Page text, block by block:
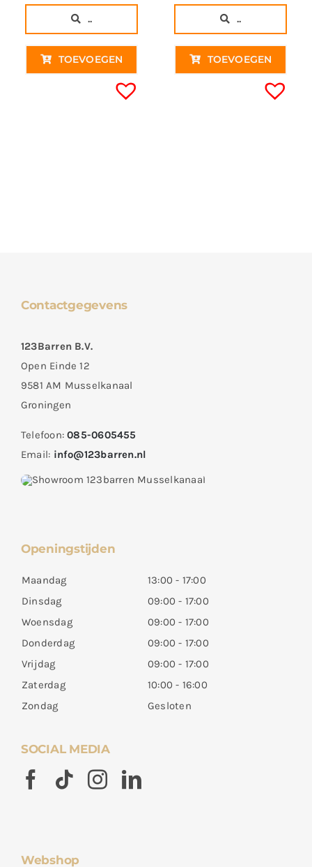
..
TOEVOEGEN
..
TOEVOEGEN
Contactgegevens
123Barren B.V.
Open Einde 12
9581 AM Musselkanaal
Groningen
Telefoon:085-0605455
Email: info@123barren.nl
Openingstijden
Maandag
13:00 - 17:00
Dinsdag
09:00 - 17:00
Woensdag
09:00 - 17:00
Donderdag
09:00 - 17:00
Vrijdag
09:00 - 17:00
Zaterdag
10:00 - 16:00
Zondag
Gesloten
SOCIAL MEDIA
Webshop